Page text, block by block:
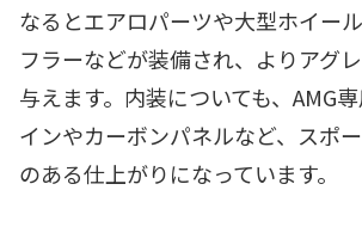
なるとエアロパーツや大型ホイー
フラーなどが装備され、よりアグ
与えます。内装についても、AMG
インやカーボンパネルなど、スポ
のある仕上がりになっています。